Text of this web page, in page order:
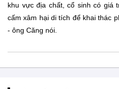
khu vực địa chất, cổ sinh có giá
cấm xâm hại di tích để khai thác
- ông Căng nói.